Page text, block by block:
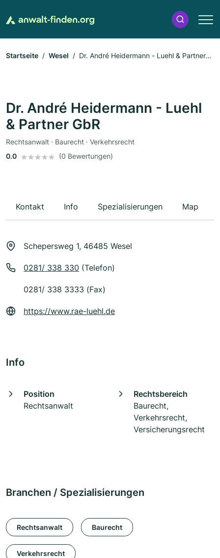
Startseite Wesel
Dr. André Heidermann - Luehl & Partner
Dr. André Heidermann - Luehl
& Partner GbR
Rechtsanwalt · Baurecht · Verkehrsrecht
0.0
(0 Bewertungen)
Kontakt Info Spezialisierungen Map
Schepersweg 1, 46485 Wesel
0281/ 338 330 (Telefon)
0281/ 338 3333 (Fax)
https://www.rae-luehl.de
Info
Position
Rechtsanwalt
Rechtsbereich
Baurecht,
Verkehrsrecht,
Versicherungsrecht
Branchen / Spezialisierungen
Rechtsanwalt Baurecht
Verkehrsrecht